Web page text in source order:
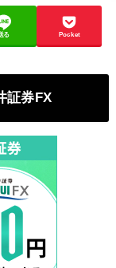
る Pocket
証券FX